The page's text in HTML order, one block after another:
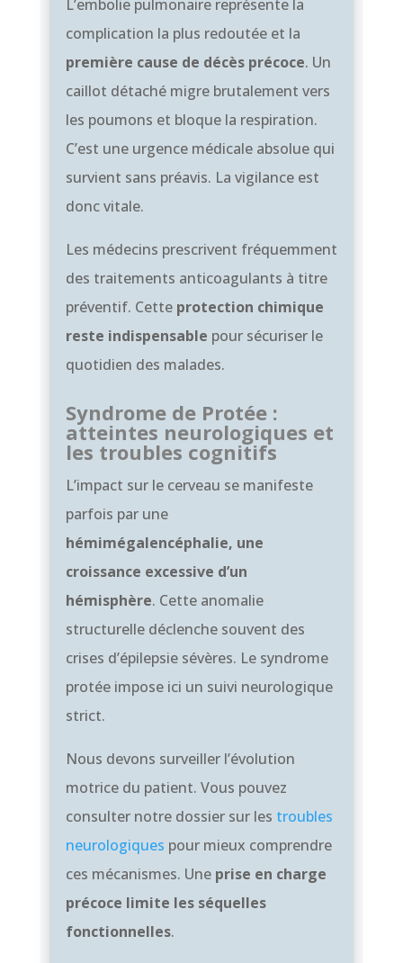
L’embolie pulmonaire représente la
complication la plus redoutée et la
première cause de décès précoce. Un
caillot détaché migre brutalement vers
les poumons et bloque la respiration.
C’est une urgence médicale absolue qui
survient sans préavis. La vigilance est
donc vitale.
Les médecins prescrivent fréquemment
des traitements anticoagulants à titre
préventif. Cette protection chimique
reste indispensable pour sécuriser le
quotidien des malades.
Syndrome de Protée :
atteintes neurologiques et
les troubles cognitifs
L’impact sur le cerveau se manifeste
parfois par une
hémimégalencéphalie, une
croissance excessive d’un
hémisphère. Cette anomalie
structurelle déclenche souvent des
crises d’épilepsie sévères. Le syndrome
protée impose ici un suivi neurologique
strict.
Nous devons surveiller l’évolution
motrice du patient. Vous pouvez
consulter notre dossier sur les troubles
neurologiques pour mieux comprendre
ces mécanismes. Une prise en charge
précoce limite les séquelles
fonctionnelles.